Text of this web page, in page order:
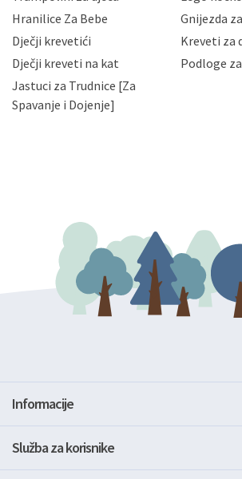
slučajevima koji su dozvoljeni
da možete u svako doba, u potpunosti
zatražiti prestanak aktivnosti obrade
podataka. Opoziv privole možete
gore navedenu adresu ili e-mailom na
Hranilice Za Bebe
Gnijezda
Dječji krevetići
Kreveti za
Dječji kreveti na kat
Podloge
Jastuci za Trudnice [Za
Spavanje i Dojenje]
Informacije
Služba za korisnike